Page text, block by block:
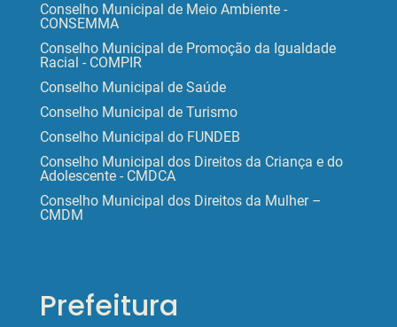
Conselho Municipal de Meio Ambiente -
CONSEMMA
Conselho Municipal de Promoção da Igualdade
Racial - COMPIR
Conselho Municipal de Saúde
Conselho Municipal de Turismo
Conselho Municipal do FUNDEB
Conselho Municipal dos Direitos da Criança e do
Adolescente - CMDCA
Conselho Municipal dos Direitos da Mulher –
CMDM
Prefeitura